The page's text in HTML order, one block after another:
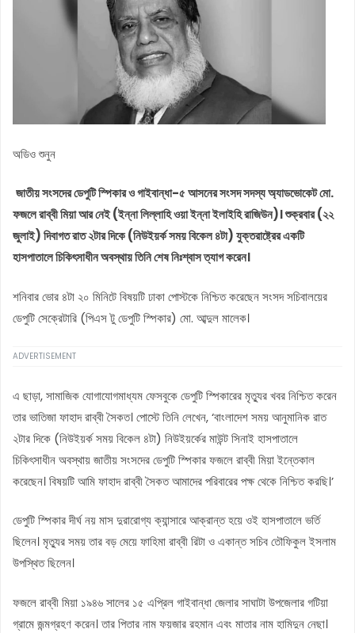
অডিও শুনুন
জাতীয় সংসদের ডেপুটি স্পিকার ও গাইবান্ধা-৫ আসনের সংসদ সদস্য অ্যাডভোকেট মো.
ফজলে রাব্বী মিয়া আর নেই (ইন্না লিল্লাহি ওয়া ইন্না ইলাইহি রাজিউন)। শুক্রবার (২২
জুলাই) দিবাগত রাত ২টার দিকে (নিউইয়র্ক সময় বিকেল ৪টা) যুক্তরাষ্ট্রের একটি
হাসপাতালে চিকিৎসাধীন অবস্থায় তিনি শেষ নিঃশ্বাস ত্যাগ করেন।
শনিবার ভোর ৪টা ২০ মিনিটে বিষয়টি ঢাকা পোস্টকে নিশ্চিত করেছেন সংসদ সচিবালয়ের
ডেপুটি সেক্রেটারি (পিএস টু ডেপুটি স্পিকার) মো. আব্দুল মালেক।
ADVERTISEMENT
এ ছাড়া, সামাজিক যোগাযোগমাধ্যম ফেসবুকে ডেপুটি স্পিকারের মৃত্যুর খবর নিশ্চিত করেন
তার ভাতিজা ফাহাদ রাব্বী সৈকত। পোস্টে তিনি লেখেন, ‘বাংলাদেশ সময় আনুমানিক রাত
২টার দিকে (নিউইয়র্ক সময় বিকেল ৪টা) নিউইয়র্কের মাউন্ট সিনাই হাসপাতালে
চিকিৎসাধীন অবস্থায় জাতীয় সংসদের ডেপুটি স্পিকার ফজলে রাব্বী মিয়া ইন্তেকাল
করেছেন। বিষয়টি আমি ফাহাদ রাব্বী সৈকত আমাদের পরিবারের পক্ষ থেকে নিশ্চিত করছি।’
ডেপুটি স্পিকার দীর্ঘ নয় মাস দুরারোগ্য ক্যান্সারে আক্রান্ত হয়ে ওই হাসপাতালে ভর্তি
ছিলেন। মৃত্যুর সময় তার বড় মেয়ে ফাহিমা রাব্বী রিটা ও একান্ত সচিব তৌফিকুল ইসলাম
উপস্থিত ছিলেন।
ফজলে রাব্বী মিয়া ১৯৪৬ সালের ১৫ এপ্রিল গাইবান্ধা জেলার সাঘাটা উপজেলার গটিয়া
গ্রামে জন্মগ্রহণ করেন। তার পিতার নাম ফয়জার রহমান এবং মাতার নাম হামিদুন নেছা।